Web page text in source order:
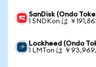
SanDisk (Ondo
1 SNDKon は ￥
Lockheed (Ondo
1 LMTon は ￥